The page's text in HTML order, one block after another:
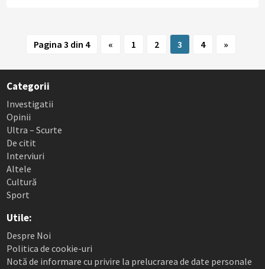
Pagina 3 din 4 « 1 2 3 4 »
Categorii
Investigatii
Opinii
Ultra – Scurte
De citit
Interviuri
Altele
Cultură
Sport
Utile:
Despre Noi
Politica de cookie-uri
Notă de informare cu privire la prelucrarea de date personale